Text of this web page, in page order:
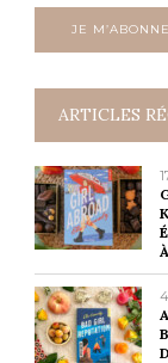
ARTICLES